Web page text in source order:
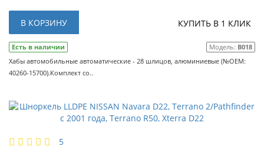
В КОРЗИНУ КУПИТЬ В 1 КЛИК
Есть в наличии Модель: B018
Хабы автомобильные автоматические - 28 шлицов, алюминиевые (№OEM:
40260-15700).Комплект со..
5